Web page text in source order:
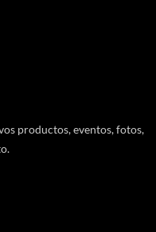
productos, eventos, fotos,